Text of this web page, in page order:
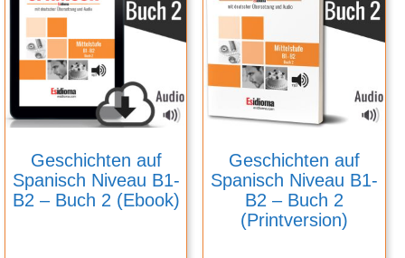
Geschichten auf
Spanisch Niveau B1-
B2 – Buch 2 (Ebook)
Geschichten auf
Spanisch Niveau B1-
B2 – Buch 2
(Printversion)